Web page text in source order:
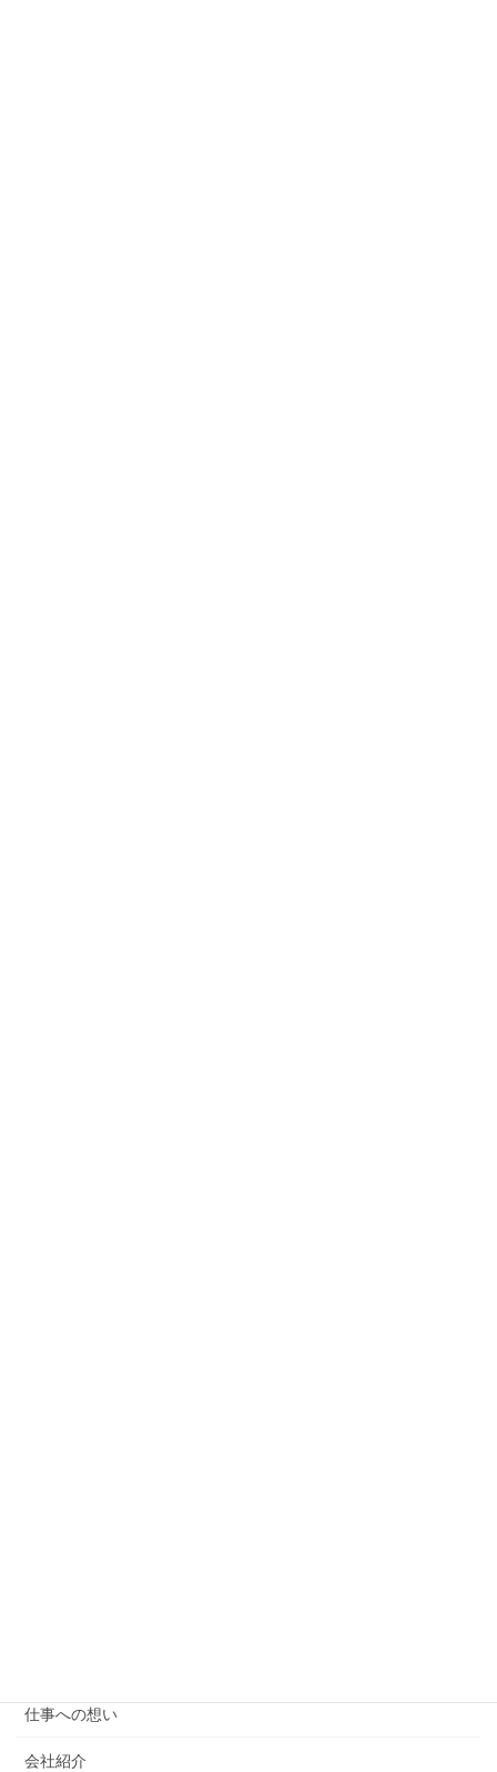
仕事への想い
会社紹介